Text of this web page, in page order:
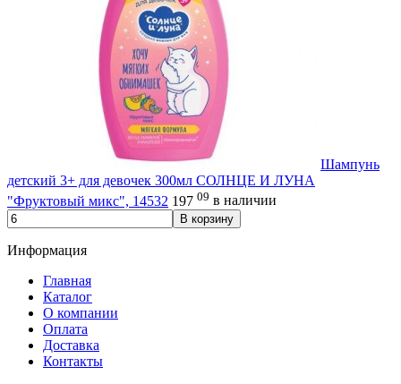
Шампунь
детский 3+ для девочек 300мл СОЛНЦЕ И ЛУНА
"Фруктовый микс", 14532 197 09 в наличии
В корзину
Информация
Главная
Каталог
О компании
Оплата
Доставка
Контакты